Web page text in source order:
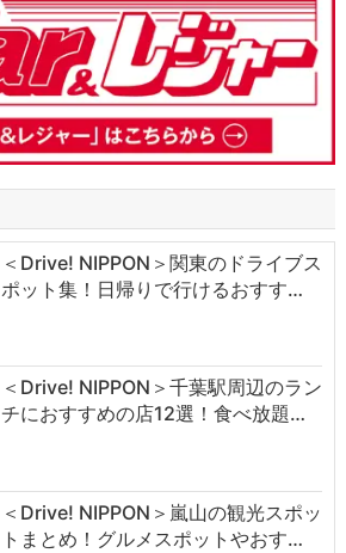
＜Drive! NIPPON＞関東のドライブス
ポット集！日帰りで行けるおすす…
＜Drive! NIPPON＞千葉駅周辺のラン
チにおすすめの店12選！食べ放題…
＜Drive! NIPPON＞嵐山の観光スポッ
トまとめ！グルメスポットやおす…